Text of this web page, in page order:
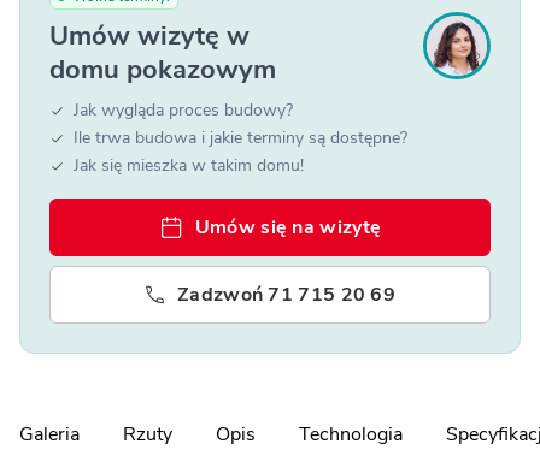
Umów wizytę w
domu pokazowym
Jak wygląda proces budowy?
Ile trwa budowa i jakie terminy są dostępne?
Jak się mieszka w takim domu!
Umów się na wizytę
Zadzwoń 71 715 20 69
Galeria Rzuty Opis Technologia